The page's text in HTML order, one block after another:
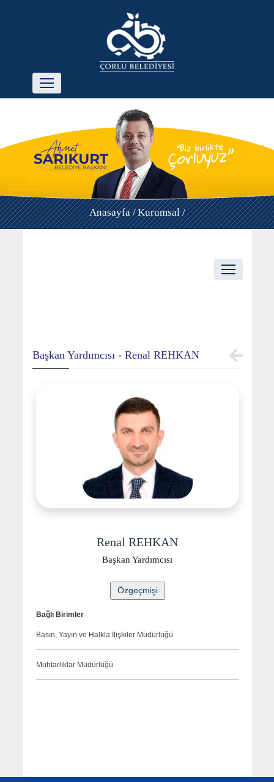
Anasayfa /Kurumsal /
Başkan Yardımcısı - Renal REHKAN
Renal REHKAN
Başkan Yardımcısı
Bağlı Birimler
Basın, Yayın ve Halkla İlişkiler Müdürlüğü
Muhtarlıklar Müdürlüğü